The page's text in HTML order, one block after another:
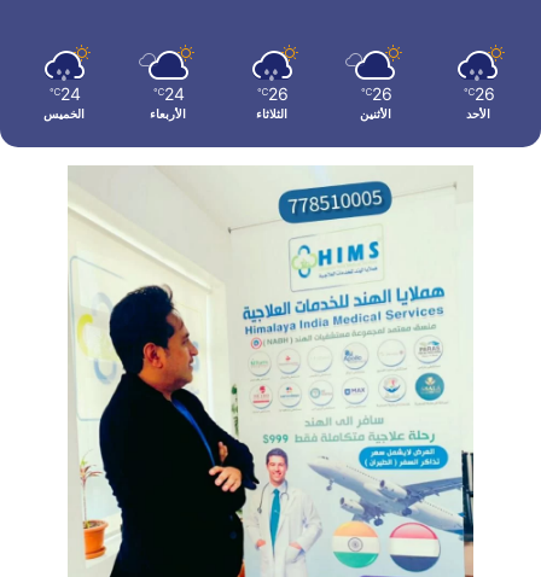
26
℃
الأحد
26
℃
الأثنين
26
℃
الثلاثاء
24
℃
الأربعاء
24
℃
الخميس